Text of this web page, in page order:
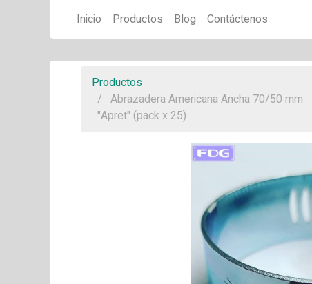
Inicio Productos Blog Contáctenos
Productos
Abrazadera Americana Ancha 70/50 mm
"Apret" (pack x 25)